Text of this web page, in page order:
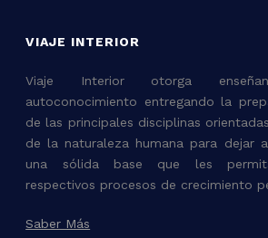
VIAJE INTERIOR
Viaje Interior otorga
autoconocimiento entregando la
de las principales disciplinas
de la naturaleza humana para dejar
una sólida base que les
respectivos procesos de crecimiento
Saber Más